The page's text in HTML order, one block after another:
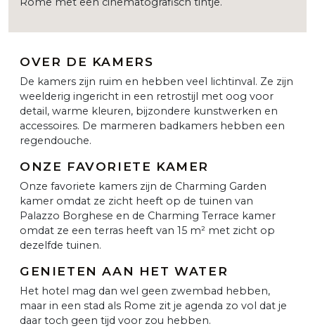
OVER DE KAMERS
De kamers zijn ruim en hebben veel lichtinval. Ze zijn
weelderig ingericht in een retrostijl met oog voor
detail, warme kleuren, bijzondere kunstwerken en
accessoires. De marmeren badkamers hebben een
regendouche.
ONZE FAVORIETE KAMER
Onze favoriete kamers zijn de Charming Garden
kamer omdat ze zicht heeft op de tuinen van
Palazzo Borghese en de Charming Terrace kamer
omdat ze een terras heeft van 15 m² met zicht op
dezelfde tuinen.
GENIETEN AAN HET WATER
Het hotel mag dan wel geen zwembad hebben,
maar in een stad als Rome zit je agenda zo vol dat je
daar toch geen tijd voor zou hebben.